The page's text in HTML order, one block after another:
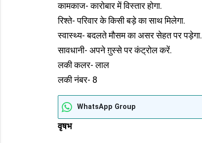
कामकाज- कारोबार में विस्तार होगा.
रिश्ते- परिवार के किसी बड़े का साथ मिलेगा.
स्वास्थ्य- बदलते मौसम का असर सेहत पर पड़ेगा.
सावधानी- अपने ग़ुस्से पर कंट्रोल करें.
लकी कलर- लाल
लकी नंबर- 8
WhatsApp Group
वृषभ